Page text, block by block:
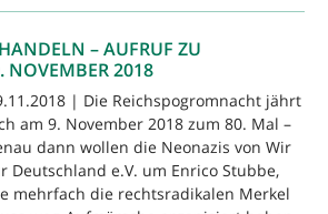
– AUFRUF ZU
NOVEMBER 2018
| Die Reichspogromnacht jährt
am 9. November 2018 zum 80. Mal –
dann wollen die Neonazis von Wir
Deutschland e.V. um Enrico Stubbe,
mehrfach die rechtsradikalen Merkel